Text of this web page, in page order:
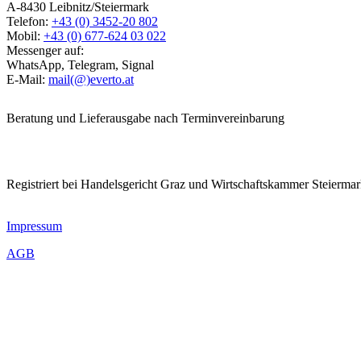
A-8430 Leibnitz/Steiermark
Telefon: +43 (0) 3452-20 802
Mobil: +43 (0) 677-624 03 022
Messenger auf:
WhatsApp, Telegram, Signal
E-Mail: mail(@)everto.at
Beratung und Lieferausgabe nach Terminvereinbarung
Registriert bei Handelsgericht Graz und Wirtschaftskammer
Impressum
AGB